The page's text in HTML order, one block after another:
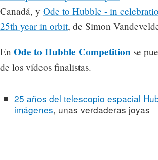
Canadá, y Ode to Hubble - in
25th year in orbit, de Simon
En Ode to Hubble Competition se
de los vídeos finalistas.
25 años del telescopio espacial
imágenes, unas verdaderas joyas